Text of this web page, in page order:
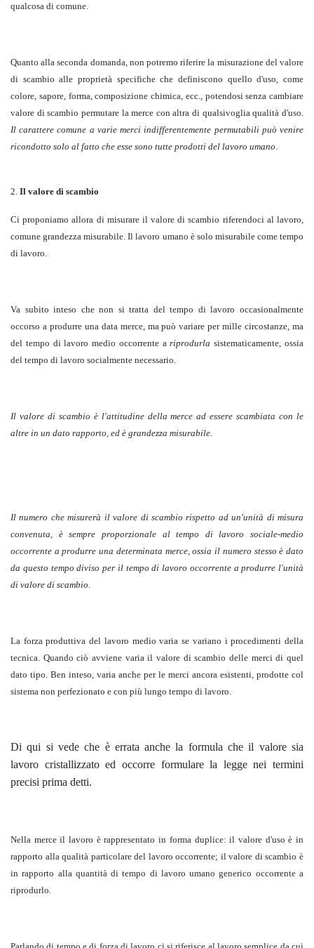
qualcosa di comune.
Quanto alla seconda domanda, non potremo riferire la misurazione del valore
di scambio alle proprietà specifiche che definiscono quello d'uso, come
colore, sapore, forma, composizione chimica, ecc., potendosi senza cambiare
valore di scambio permutare la merce con altra di qualsivoglia qualità d'uso.
Il carattere comune a varie merci indifferentemente permutabili può venire
ricondotto solo al fatto che esse sono tutte prodotti del lavoro umano.
2. Il valore di scambio
Ci proponiamo allora di misurare il valore di scambio riferendoci al lavoro,
comune grandezza misurabile. Il lavoro umano è solo misurabile come tempo
di lavoro.
Va subito inteso che non si tratta del tempo di lavoro occasionalmente
occorso a produrre una data merce, ma può variare per mille circostanze, ma
del tempo di lavoro medio occorrente ariprodurla sistematicamente, ossia
del tempo di lavoro socialmente necessario.
Il valore di scambio è l'attitudine della merce ad essere scambiata con le
altre in un dato rapporto, ed è grandezza misurabile.
Il numero che misurerà il valore di scambio rispetto ad un'unità di misura
convenuta, è sempre proporzionale al tempo di lavoro sociale-medio
occorrente a produrre una determinata merce, ossia il numero stesso è dato
da questo tempo diviso per il tempo di lavoro occorrente a produrre l'unità
di valore di scambio.
La forza produttiva del lavoro medio varia se variano i procedimenti della
tecnica. Quando ciò avviene varia il valore di scambio delle merci di quel
dato tipo. Ben inteso, varia anche per le merci ancora esistenti, prodotte col
sistema non perfezionato e con più lungo tempo di lavoro.
Di qui si vede che è errata anche la formula che il valore sia
lavoro cristallizzato ed occorre formulare la legge nei termini
precisi prima detti.
Nella merce il lavoro è rappresentato in forma duplice: il valore d'uso è in
rapporto alla qualità particolare del lavoro occorrente; il valore di scambio è
in rapporto alla quantità di tempo di lavoro umano generico occorrente a
riprodurlo.